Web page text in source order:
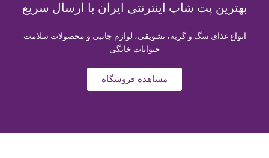
بهترین پت شاپ اینترنتی ایران با ارسال سریع
انواع غذای سگ و گربه، تشویقی، لوازم جانبی و محصولات سلامت
حیوانات خانگی
مشاهده فروشگاه